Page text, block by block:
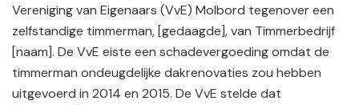
Vereniging van Eigenaars (VvE) Molbord tegenover een
zelfstandige timmerman, [gedaagde], van Timmerbedrijf
[naam]. De VvE eiste een schadevergoeding omdat de
timmerman ondeugdelijke dakrenovaties zou hebben
uitgevoerd in 2014 en 2015. De VvE stelde dat